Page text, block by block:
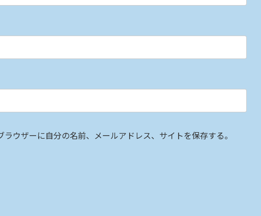
ウザーに自分の名前、メールアドレス、サイトを保存する。